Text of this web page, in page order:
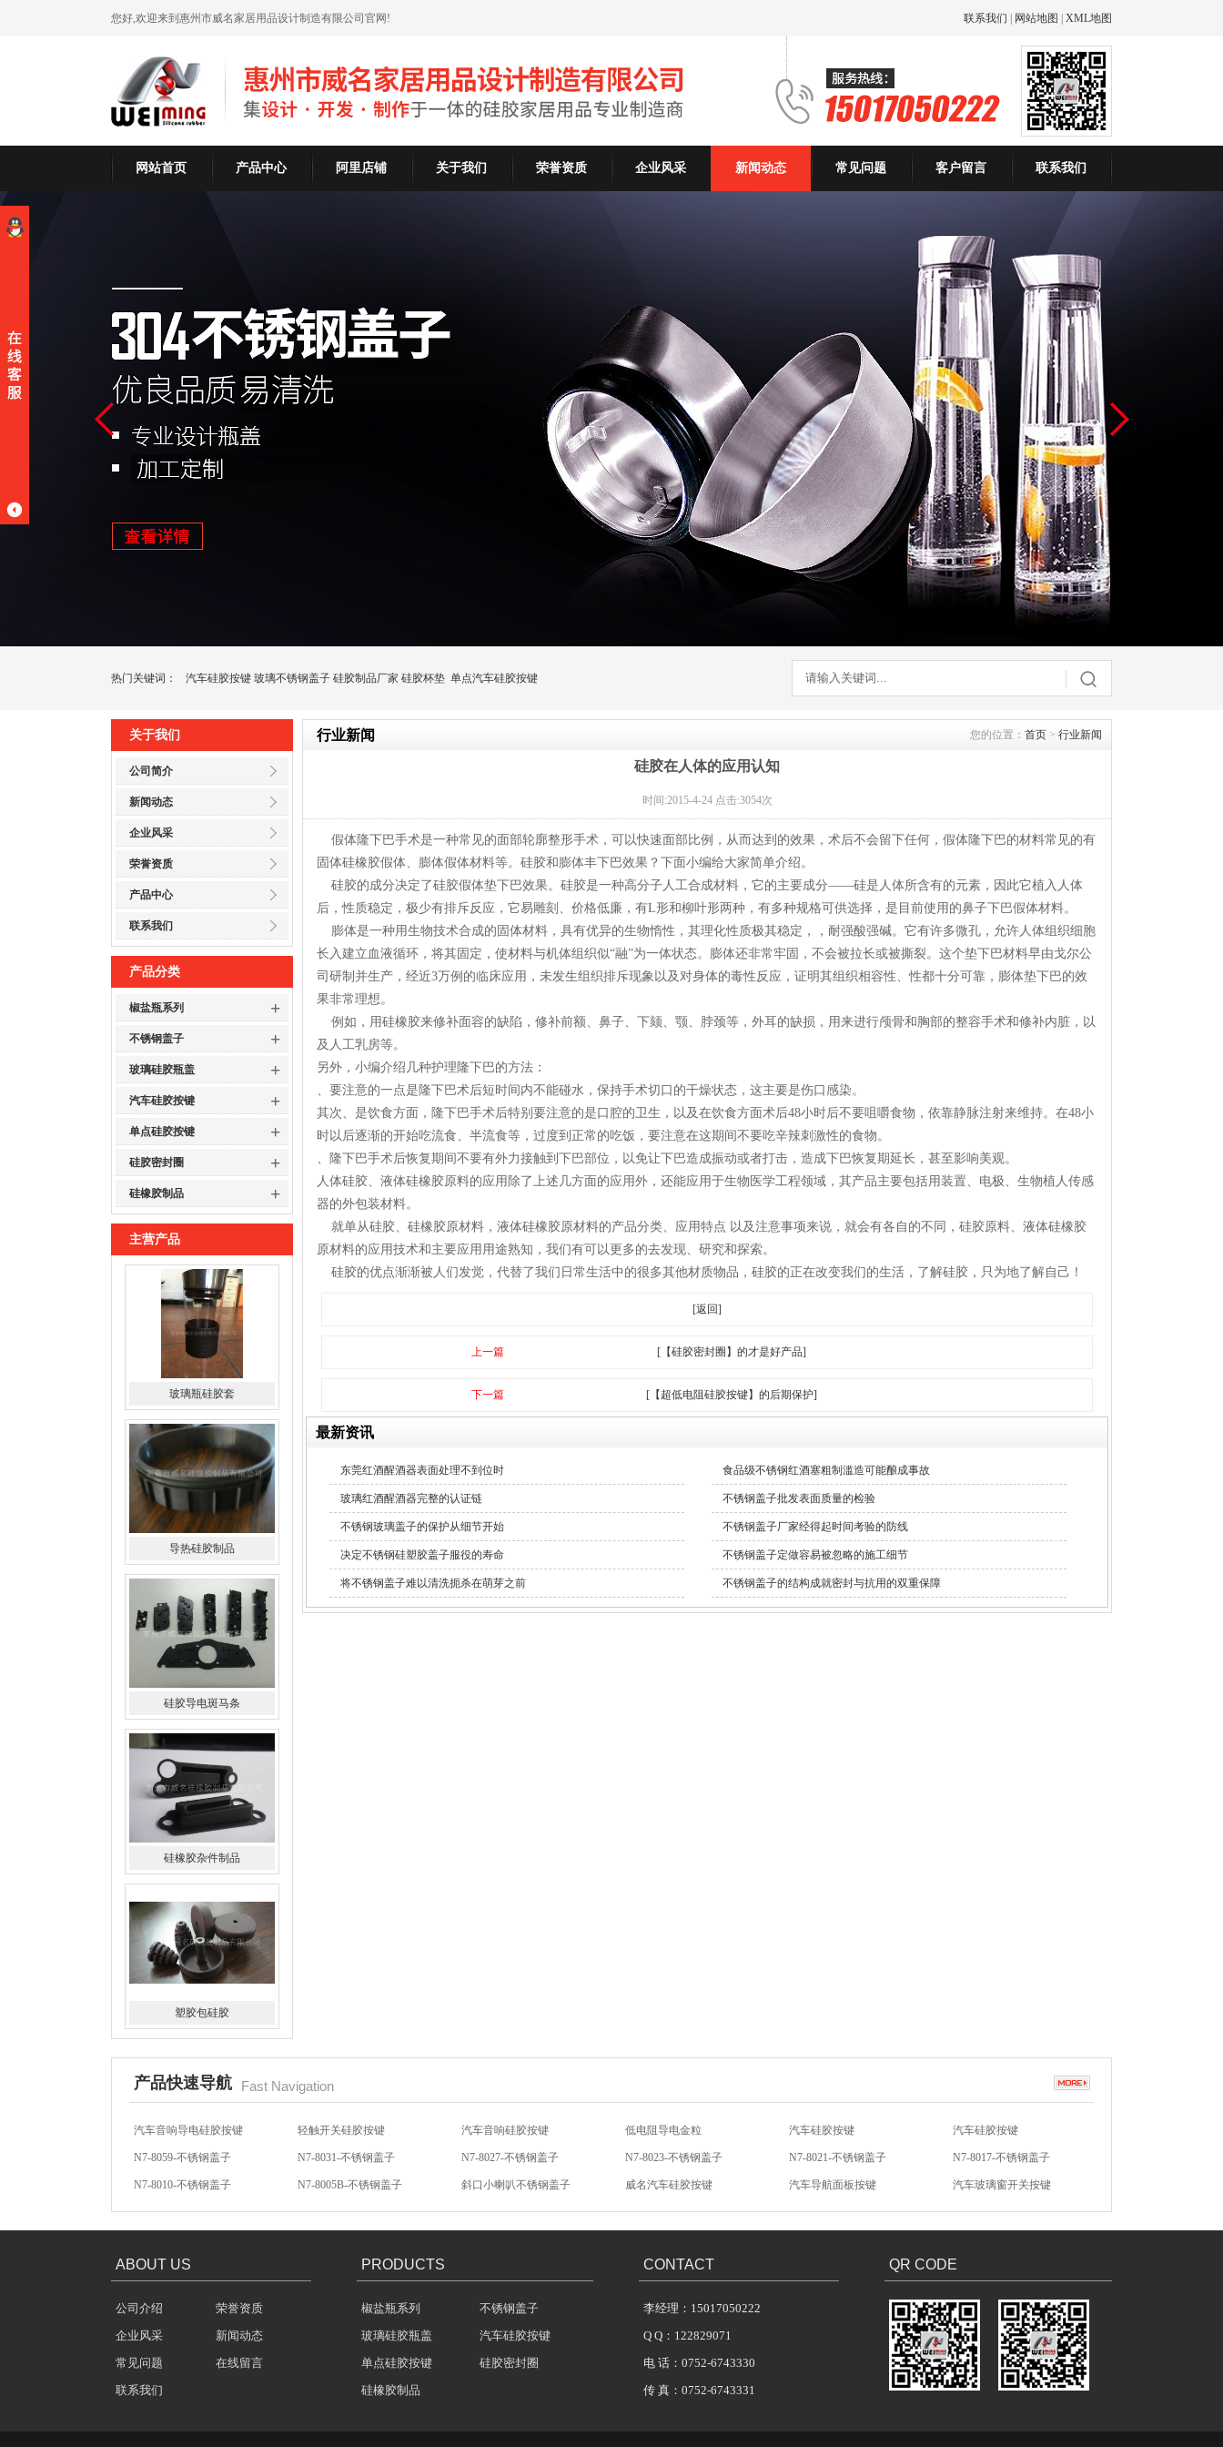
您好,欢迎来到惠州市威名家居用品设计制造有限公司官网! 联系我们 网站地图 XML地图
网站首页 产品中心 阿里店铺 关于我们 荣誉资质 企业风采 新闻动态 常见问题 客户留言 联系我们
热门关键词： 汽车硅胶按键 玻璃不锈钢盖子 硅胶制品厂家 硅胶杯垫 单点汽车硅胶按键
关于我们
公司简介
新闻动态
企业风采
荣誉资质
产品中心
联系我们
产品分类
椒盐瓶系列 +
不锈钢盖子 +
玻璃硅胶瓶盖 +
汽车硅胶按键 +
单点硅胶按键 +
硅胶密封圈 +
硅橡胶制品 +
主营产品
玻璃瓶硅胶套
硅胶导电斑马条
硅橡胶杂件制品
塑胶包硅胶
水橡胶过滤网
酒罐密封圈
玻璃瓶盖密封圈
行业新闻 您的位置： 首页 > 行业新闻
硅胶在人体的应用认知
时间:2015-4-24 点击:3054次
假体隆下巴手术是一种常见的面部轮廓整形手术，可以快速面部比例，从而达到的效果，术后不会留下任何，假体隆下巴的材料常见的有
固体硅橡胶假体、膨体假体材料等。硅胶和膨体丰下巴效果？下面小编给大家简单介绍。
硅胶的成分决定了硅胶假体垫下巴效果。硅胶是一种高分子人工合成材料，它的主要成分——硅是人体所含有的元素，因此它植入人体
后，性质稳定，极少有排斥反应，它易雕刻、价格低廉，有L形和柳叶形两种，有多种规格可供选择，是目前使用的鼻子下巴假体材料。
膨体是一种用生物技术合成的固体材料，具有优异的生物惰性，其理化性质极其稳定，，耐强酸强碱。它有许多微孔，允许人体组织细胞
长入建立血液循环，将其固定，使材料与机体组织似“融”为一体状态。膨体还非常牢固，不会被拉长或被撕裂。这个垫下巴材料早由戈尔公
司研制并生产，经近3万例的临床应用，未发生组织排斥现象以及对身体的毒性反应，证明其组织相容性、性都十分可靠，膨体垫下巴的效
果非常理想。
例如，用硅橡胶来修补面容的缺陷，修补前额、鼻子、下颏、颚、脖颈等，外耳的缺损，用来进行颅骨和胸部的整容手术和修补内脏，以
及人工乳房等。
另外，小编介绍几种护理隆下巴的方法：
、要注意的一点是隆下巴术后短时间内不能碰水，保持手术切口的干燥状态，这主要是伤口感染。
其次、是饮食方面，隆下巴手术后特别要注意的是口腔的卫生，以及在饮食方面术后48小时后不要咀嚼食物，依靠静脉注射来维持。在48小
时以后逐渐的开始吃流食、半流食等，过度到正常的吃饭，要注意在这期间不要吃辛辣刺激性的食物。
、隆下巴手术后恢复期间不要有外力接触到下巴部位，以免让下巴造成振动或者打击，造成下巴恢复期延长，甚至影响美观。
人体硅胶、液体硅橡胶原料的应用除了上述几方面的应用外，还能应用于生物医学工程领域，其产品主要包括用装置、电极、生物植人传感
器的外包装材料。
就单从硅胶、硅橡胶原材料，液体硅橡胶原材料的产品分类、应用特点 以及注意事项来说，就会有各自的不同，硅胶原料、液体硅橡胶
原材料的应用技术和主要应用用途熟知，我们有可以更多的去发现、研究和探索。
硅胶的优点渐渐被人们发觉，代替了我们日常生活中的很多其他材质物品，硅胶的正在改变我们的生活，了解硅胶，只为地了解自己！
[返回]
上一篇 [【硅胶密封圈】的才是好产品]
下一篇 [【超低电阻硅胶按键】的后期保护]
最新资讯
东莞红酒醒酒器表面处理不到位时 食品级不锈钢红酒塞粗制滥造可能酿成事故
玻璃红酒醒酒器完整的认证链 不锈钢盖子批发表面质量的检验
不锈钢玻璃盖子的保护从细节开始 不锈钢盖子厂家经得起时间考验的防线
决定不锈钢硅塑胶盖子服役的寿命 不锈钢盖子定做容易被忽略的施工细节
将不锈钢盖子难以清洗扼杀在萌芽之前 不锈钢盖子的结构成就密封与抗用的双重保障
产品快速导航 Fast Navigation
N7-8059-不锈钢盖子 N7-8031-不锈钢盖子 N7-8027-不锈钢盖子 N7-8023-不锈钢盖子 N7-8021-不锈钢盖子 N7-8017-不锈钢盖子
N7-8010-不锈钢盖子 N7-8005B-不锈钢盖子 斜口小喇叭不锈钢盖子 威名汽车硅胶按键 汽车导航面板按键 汽车玻璃窗开关按键
方向盘硅胶按键 汽车音响硅胶按键 硅胶按键帽 汽车影音硅胶按键 汽车防盗硅胶按键 无声开关硅胶按键
ABOUT US
公司介绍
荣誉资质
企业风采
新闻动态
常见问题
在线留言
联系我们
PRODUCTS
椒盐瓶系列
不锈钢盖子
玻璃硅胶瓶盖
汽车硅胶按键
单点硅胶按键
硅胶密封圈
硅橡胶制品
CONTACT
李经理：15017050222
Q Q：122829071
电 话：0752-6743330
传 真：0752-6743331
QR CODE